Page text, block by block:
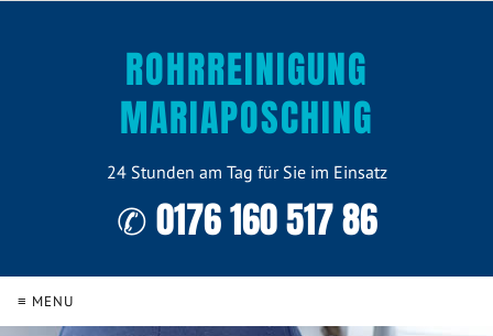
ROHRREINIGUNG
MARIAPOSCHING
24 Stunden am Tag für Sie im Einsatz
✆ 0176 160 517 86
≡ MENU